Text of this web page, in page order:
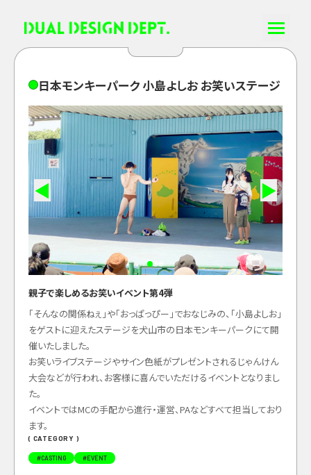
日本モンキーパーク 小島よしお お笑いステージ
◀ ▶
( CATEGORY )
#CASTING #EVENT
親子で楽しめるお笑いイベント第4弾
「そんなの関係ねぇ」や「おっぱっぴー」でおなじみの、「小島よしお」
をゲストに迎えたステージを犬山市の日本モンキーパークにて開
催いたしました。
お笑いライブステージやサイン色紙がプレゼントされるじゃんけん
大会などが行われ、お客様に喜んでいただけるイベントとなりまし
た。
イベントではMCの手配から進行・運営、PAなどすべて担当しており
ます。